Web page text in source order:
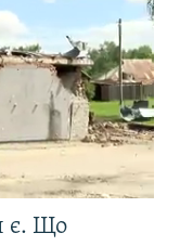
є. Що